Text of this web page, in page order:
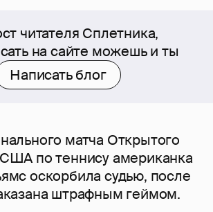
читателя Сплетника,
на сайте можешь и ты
Написать блог
матча Открытого
по теннису американка
оскорбила судью, после
штрафным геймом.